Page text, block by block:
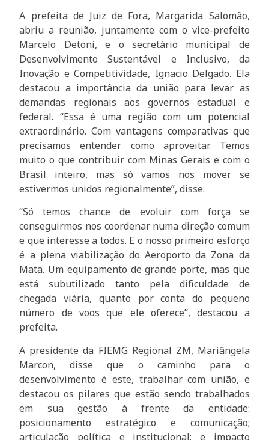
A prefeita de Juiz de Fora, Margarida Salomão,
abriu a reunião, juntamente com o vice-prefeito
Marcelo Detoni, e o secretário municipal de
Desenvolvimento Sustentável e Inclusivo, da
Inovação e Competitividade, Ignacio Delgado. Ela
destacou a importância da união para levar as
demandas regionais aos governos estadual e
federal. “Essa é uma região com um potencial
extraordinário. Com vantagens comparativas que
precisamos entender como aproveitar. Temos
muito o que contribuir com Minas Gerais e com o
Brasil inteiro, mas só vamos nos mover se
estivermos unidos regionalmente”, disse.
“Só temos chance de evoluir com força se
conseguirmos nos coordenar numa direção comum
e que interesse a todos. E o nosso primeiro esforço
é a plena viabilização do Aeroporto da Zona da
Mata. Um equipamento de grande porte, mas que
está subutilizado tanto pela dificuldade de
chegada viária, quanto por conta do pequeno
número de voos que ele oferece”, destacou a
prefeita.
A presidente da FIEMG Regional ZM, Mariângela
Marcon, disse que o caminho para o
desenvolvimento é este, trabalhar com união, e
destacou os pilares que estão sendo trabalhados
em sua gestão à frente da entidade:
posicionamento estratégico e comunicação;
articulação política e institucional; e impacto